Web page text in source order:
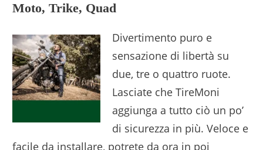
Moto, Trike, Quad
Divertimento puro e
sensazione di libertà su
due, tre o quattro ruote.
Lasciate che TireMoni
aggiunga a tutto ciò un po’
di sicurezza in più. Veloce e
facile da installare, potrete da ora in poi